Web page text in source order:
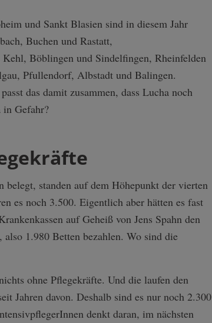
und Sankt Blasien sind in diesem Jahr
Buchen und Rastatt,
Böblingen und Sindelfingen, Rheinfelden
Pfullendorf, Albstadt und Balingen.
das damit zusammen, dass Lucha noch
in Gefahr?
standen auf dem Höhepunkt der vierten
es noch 3.500. Eigentlich aber hätten es fast
auf Geheiß von Jens Spahn den
1.980 Betten bezahlen. Wo sind die
ohne Pflegekräfte. Und die laufen den
Jahren davon. Deshalb sind es nur noch 2.300
denkt daran, im nächsten